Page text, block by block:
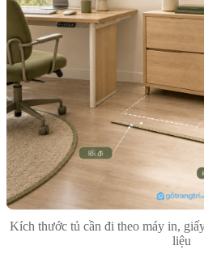
Kích thước tủ cần đi theo máy in,
liệu